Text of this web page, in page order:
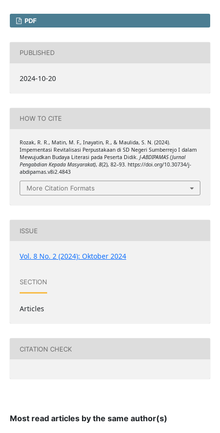
PDF
PUBLISHED
2024-10-20
HOW TO CITE
Rozak, R. R., Matin, M. F., Inayatin, R., & Maulida, S. N. (2024).
Impementasi Revitalisasi Perpustakaan di SD Negeri Sumberrejo I dalam
Mewujudkan Budaya Literasi pada Peserta Didik. J-ABDIPAMAS (Jurnal
Pengabdian Kepada Masyarakat), 8(2), 82–93. https://doi.org/10.30734/j-
abdipamas.v8i2.4843
More Citation Formats
ISSUE
Vol. 8 No. 2 (2024): Oktober 2024
SECTION
Articles
CITATION CHECK
Most read articles by the same author(s)